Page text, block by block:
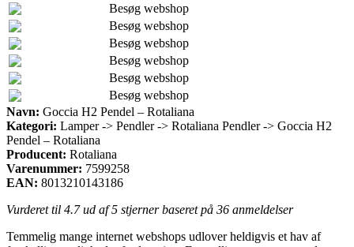
Besøg webshop
Besøg webshop
Besøg webshop
Besøg webshop
Besøg webshop
Besøg webshop
Navn: Goccia H2 Pendel – Rotaliana
Kategori: Lamper -> Pendler -> Rotaliana Pendler -> Goccia H2
Pendel – Rotaliana
Producent: Rotaliana
Varenummer: 7599258
EAN: 8013210143186
Vurderet til 4.7ud af 5 stjerner baseret på 36 anmeldelser
Temmelig mange internet webshops udlover heldigvis et hav af